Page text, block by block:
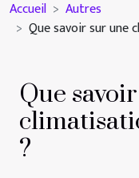
Accueil
Autres
Que savoir sur une
Que
?